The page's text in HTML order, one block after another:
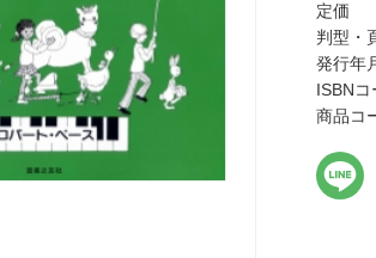
定価
判型・
発行年
ISBNコ
商品コ